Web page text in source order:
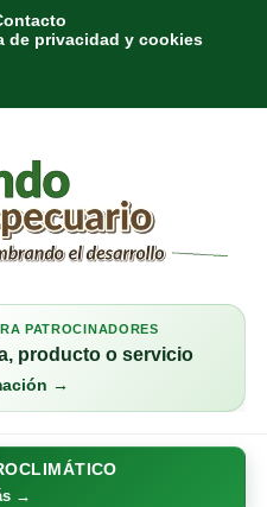
de privacidad y cookies
PATROCINADORES
producto o servicio
→
→